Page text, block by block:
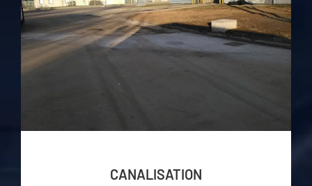
CANALISATION